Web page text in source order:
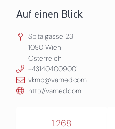
Auf einen Blick
Spitalgasse 23
1090 Wien
Österreich
+431404009001
vkmb@vamed.com
http://vamed.com
1.268